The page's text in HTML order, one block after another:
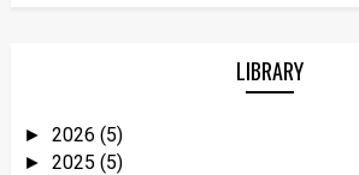
LIBRARY
► 2026 (5)
► 2025 (5)